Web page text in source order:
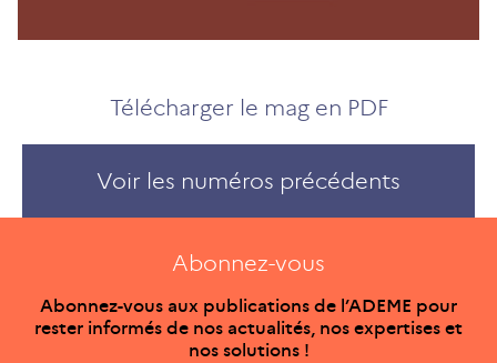
Télécharger le mag en PDF
Voir les numéros précédents
Abonnez-vous
Abonnez-vous aux publications de l’ADEME pour
rester informés de nos actualités, nos expertises et
nos solutions !